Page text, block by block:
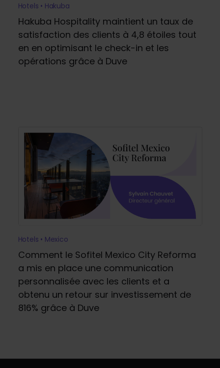
Hotels • Hakuba
Hakuba Hospitality maintient un taux de
satisfaction des clients à 4,8 étoiles tout
en en optimisant le check-in et les
opérations grâce à Duve
Hotels • Mexico
Comment le Sofitel Mexico City Reforma
a mis en place une communication
personnalisée avec les clients et a
obtenu un retour sur investissement de
816% grâce à Duve